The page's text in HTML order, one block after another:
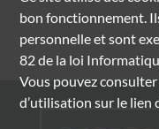
bon fonctionnement.
personnelle et sont
82 de la loi
Vous pouvez
d’utilisation sur le lien